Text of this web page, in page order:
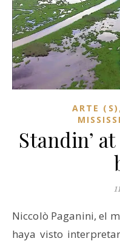
ARTE (S) ,
Standin’
Niccolò Paganini, el mejor violinista que su tiempo
haya visto